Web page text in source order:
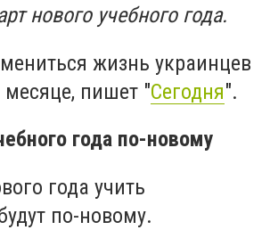
нового учебного года.
жизнь украинцев
пишет "Сегодня".
года по-новому
года учить
по-новому.